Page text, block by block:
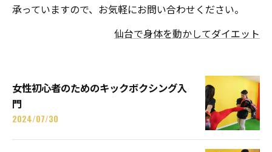
承っていますので、お気軽にお問い合わせください。
仙台で身体を動かしてダイエット
女性初心者のためのキックボクシング入
門
2024/07/30